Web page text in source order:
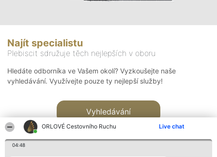
ORLOVÉ Cestovního Ruchu Live chat
04:48
Najít specialistu
Plebiscit sdružuje těch nejlepších v oboru
Hledáte odborníka ve Vašem okolí? Vyzkoušejte naše
vyhledávání. Využívejte pouze ty nejlepší služby!
Vyhledávání